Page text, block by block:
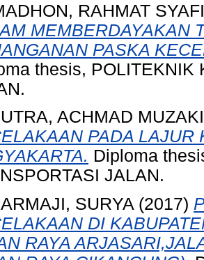
RAHMAT
MEMBERDAYAKAN
PASKA
thesis, POLITEKNIK
ACHMAD
PADA LAJUR
Diploma
JALAN.
SURYA (2017)
DI
RAYA